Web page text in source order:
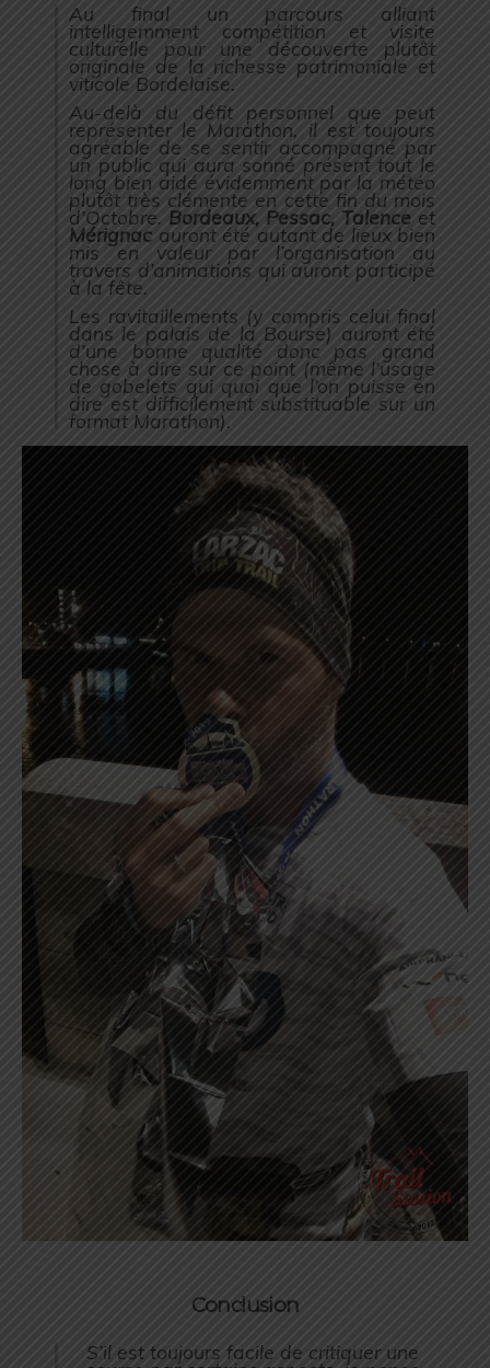
Au final un parcours alliant
intelligemment compétition et visite
culturelle pour une découverte plutôt
originale de la richesse patrimoniale et
viticole Bordelaise.
Au-delà du défit personnel que peut
représenter le Marathon, il est toujours
agréable de se sentir accompagné par
un public qui aura sonné présent tout le
long bien aidé évidemment par la météo
plutôt très clémente en cette fin du mois
d’Octobre. Bordeaux, Pessac, Talence et
Mérignac auront été autant de lieux bien
mis en valeur par l’organisation au
travers d’animations qui auront participé
à la fête.
Les ravitaillements (y compris celui final
dans le palais de la Bourse) auront été
d’une bonne qualité donc pas grand
chose à dire sur ce point (même l’usage
de gobelets qui quoi que l’on puisse en
dire est difficilement substituable sur un
format Marathon).
Conclusion
S’il est toujours facile de critiquer une